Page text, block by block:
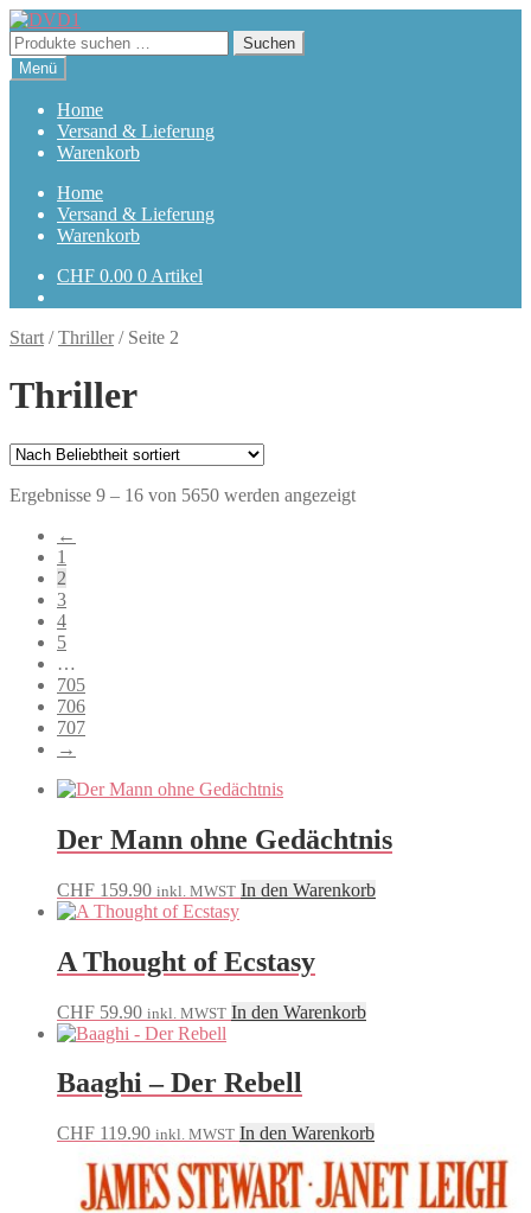
Zur
Navigation
springen
Zum
Inhalt
springen
Suchen
nach:
Suchen
Menü
Home
Versand & Lieferung
Warenkorb
Home
Versand & Lieferung
Warenkorb
CHF 0.00 0 Artikel
Start /Thriller/ Seite 2
Thriller
Ergebnisse 9 – 16 von 5650 werden angezeigtNach
←
1
2
3
4
5
…
705
706
707
→
Der Mann ohne Gedächtnis
CHF 159.90 inkl. MWST In den Warenkorb
A Thought of Ecstasy
CHF 59.90 inkl. MWST In den Warenkorb
Baaghi – Der Rebell
CHF 119.90 inkl. MWST In den Warenkorb